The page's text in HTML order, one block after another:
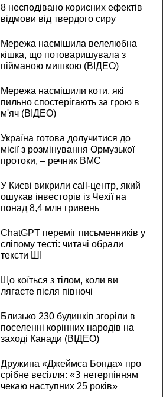
8 несподівано корисних ефектів
відмови від твердого сиру
Мережа насмішила велелюбна
кішка, що потоваришувала з
пійманою мишкою (ВІДЕО)
Мережа насмішили коти, які
пильно спостерігають за грою в
м'яч (ВІДЕО)
Україна готова долучитися до
місії з розмінування Ормузької
протоки, – речник ВМС
У Києві викрили call-центр, який
ошукав інвесторів із Чехії на
понад 8,4 млн гривень
ChatGPT переміг письменників у
сліпому тесті: читачі обрали
тексти ШІ
Що коїться з тілом, коли ви
лягаєте після півночі
Близько 230 будинків згоріли в
поселенні корінних народів на
заході Канади (ВІДЕО)
Дружина «Джеймса Бонда» про
срібне весілля: «З нетерпінням
чекаю наступних 25 років»